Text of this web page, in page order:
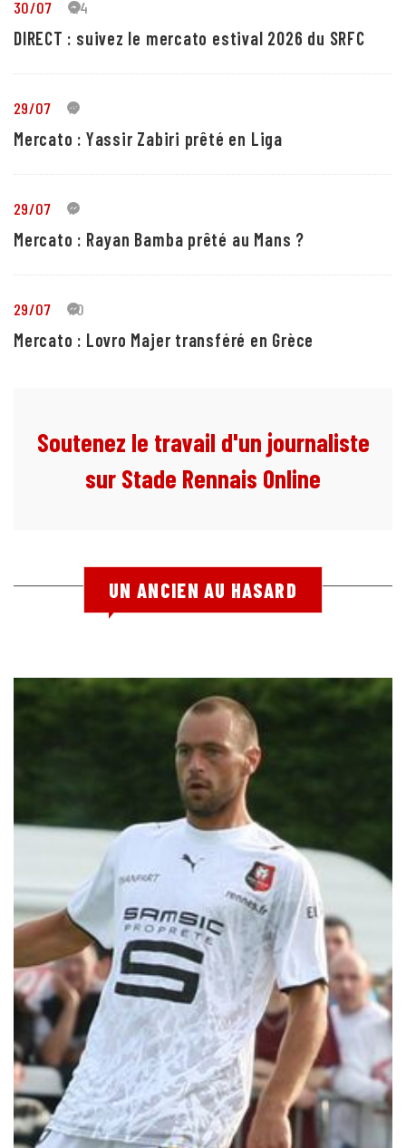
30/07 24
DIRECT : suivez le mercato estival 2026 du SRFC
29/07 5
Mercato : Yassir Zabiri prêté en Liga
29/07 1
Mercato : Rayan Bamba prêté au Mans ?
29/07 10
Mercato : Lovro Majer transféré en Grèce
Soutenez le travail d'un journaliste
sur Stade Rennais Online
UN ANCIEN AU HASARD